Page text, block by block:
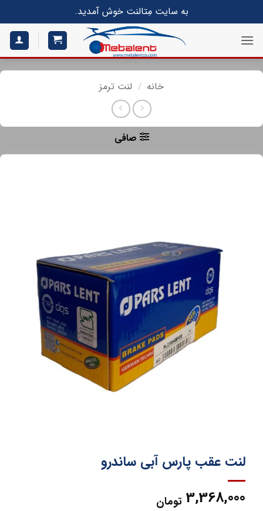
به سایت مِتالنت خوش آمدید.
خانه / لنت ترمز
صافی
لنت عقب پارس آبی ساندرو
3,368,000 تومان